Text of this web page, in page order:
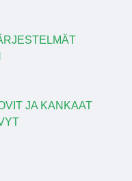
JA KANKAAT